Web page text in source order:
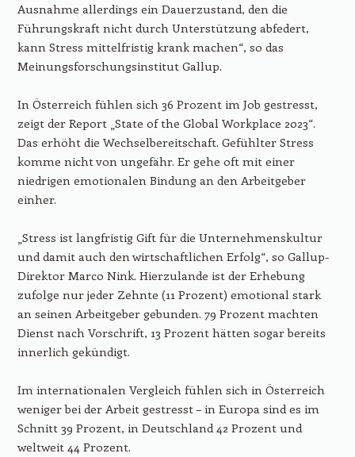
Ausnahme allerdings ein Dauerzustand, den die
Führungskraft nicht durch Unterstützung abfedert,
kann Stress mittelfristig krank machen“, so das
Meinungsforschungsinstitut Gallup.
In Österreich fühlen sich 36 Prozent im Job gestresst,
zeigt der Report „State of the Global Workplace 2023“.
Das erhöht die Wechselbereitschaft. Gefühlter Stress
komme nicht von ungefähr. Er gehe oft mit einer
niedrigen emotionalen Bindung an den Arbeitgeber
einher.
„Stress ist langfristig Gift für die Unternehmenskultur
und damit auch den wirtschaftlichen Erfolg“, so Gallup-
Direktor Marco Nink. Hierzulande ist der Erhebung
zufolge nur jeder Zehnte (11 Prozent) emotional stark
an seinen Arbeitgeber gebunden. 79 Prozent machten
Dienst nach Vorschrift, 13 Prozent hätten sogar bereits
innerlich gekündigt.
Im internationalen Vergleich fühlen sich in Österreich
weniger bei der Arbeit gestresst – in Europa sind es im
Schnitt 39 Prozent, in Deutschland 42 Prozent und
weltweit 44 Prozent.